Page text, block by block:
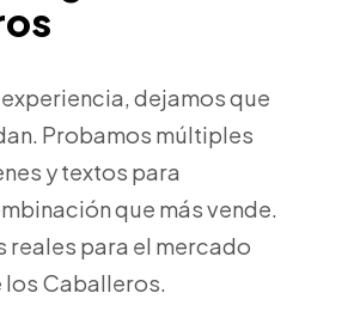
dejamos que
Probamos múltiples
y textos para
que más vende.
reales para el mercado
los Caballeros.